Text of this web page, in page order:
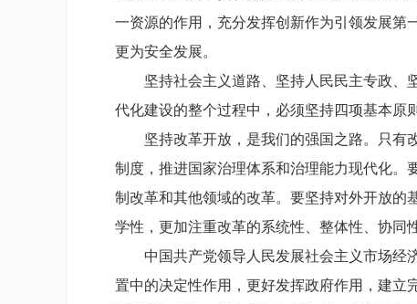
一资源的作用，充分发挥创新作为引领发展第
更为安全发展。
坚持社会主义道路、坚持人民民主专政、坚
代化建设的整个过程中，必须坚持四项基本原
坚持改革开放，是我们的强国之路。只有改
制度，推进国家治理体系和治理能力现代化。
制改革和其他领域的改革。要坚持对外开放的
学性，更加注重改革的系统性、整体性、协同
中国共产党领导人民发展社会主义市场经济
置中的决定性作用，更好发挥政府作用，建立